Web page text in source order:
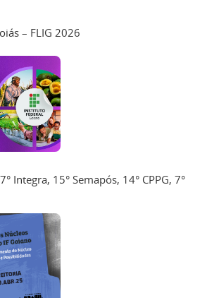
– FLIG 2026
Integra, 15° Semapós, 14° CPPG, 7°